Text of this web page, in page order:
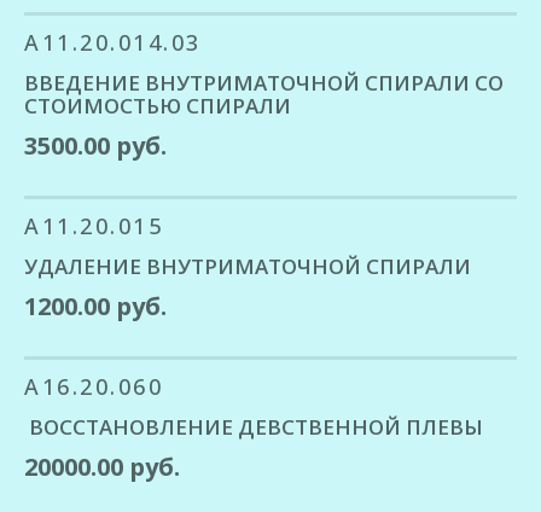
A11.20.014.03
ВВЕДЕНИЕ ВНУТРИМАТОЧНОЙ СПИРАЛИ СО
СТОИМОСТЬЮ СПИРАЛИ
3500.00 руб.
A11.20.015
УДАЛЕНИЕ ВНУТРИМАТОЧНОЙ СПИРАЛИ
1200.00 руб.
A16.20.060
ВОССТАНОВЛЕНИЕ ДЕВСТВЕННОЙ ПЛЕВЫ
20000.00 руб.